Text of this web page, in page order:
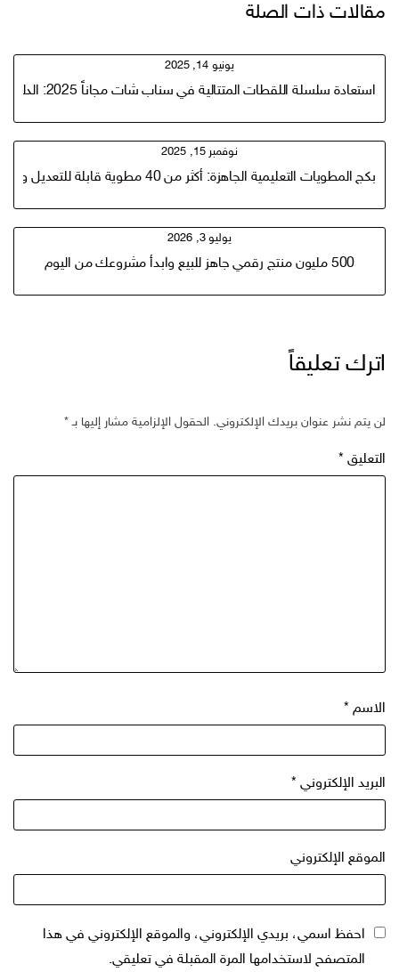
مقالات ذات الصلة
يونيو 14, 2025
استعادة سلسلة اللقطات المتتالية في سناب شات مجاناً 2025: الدليل الكامل بالخطوات والتفاصيل للاستعادة اللقطات الممتالية
نوفمبر 15, 2025
بكج المطويات التعليمية الجاهزة: أكثر من 40 مطوية قابلة للتعديل والطباعة في باوربوينت وكانفا
يوليو 3, 2026
500 مليون منتج رقمي جاهز للبيع وابدأ مشروعك من اليوم
اترك تعليقاً
لن يتم نشر عنوان بريدك الإلكتروني. الحقول الإلزامية مشار إليها بـ*
التعليق *
الاسم *
البريد الإلكتروني *
الموقع الإلكتروني
احفظ اسمي، بريدي الإلكتروني، والموقع الإلكتروني في هذا
المتصفح لاستخدامها المرة المقبلة في تعليقي.